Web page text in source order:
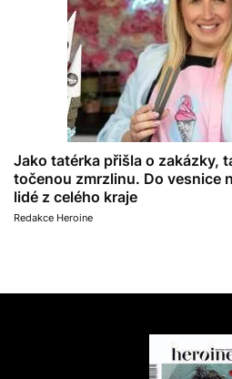
Jako tatérka přišla o zakázky,
točenou zmrzlinu. Do vesnice
lidé z celého kraje
Redakce Heroine